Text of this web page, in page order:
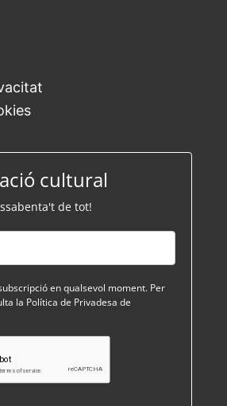
cultural
de tot!
en qualsevol moment. Per
la Política de Privadesa de